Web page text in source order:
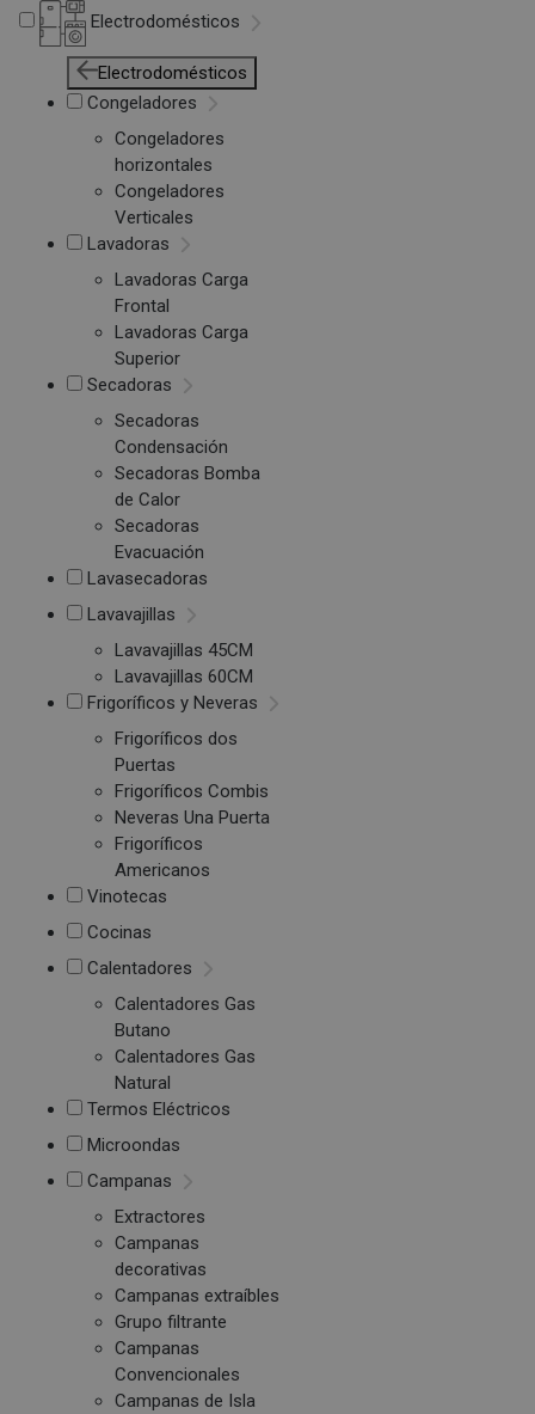
Electrodomésticos
Electrodomésticos
Congeladores
Congeladores
horizontales
Congeladores
Verticales
Lavadoras
Lavadoras Carga
Frontal
Lavadoras Carga
Superior
Secadoras
Secadoras
Condensación
Secadoras Bomba
de Calor
Secadoras
Evacuación
Lavasecadoras
Lavavajillas
Lavavajillas 45CM
Lavavajillas 60CM
Frigoríficos y Neveras
Frigoríficos dos
Puertas
Frigoríficos Combis
Neveras Una Puerta
Frigoríficos
Americanos
Vinotecas
Cocinas
Calentadores
Calentadores Gas
Butano
Calentadores Gas
Natural
Termos Eléctricos
Microondas
Campanas
Extractores
Campanas
decorativas
Campanas extraíbles
Grupo filtrante
Campanas
Convencionales
Campanas de Isla